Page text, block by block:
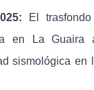
El
en La Guaira
sismológica en